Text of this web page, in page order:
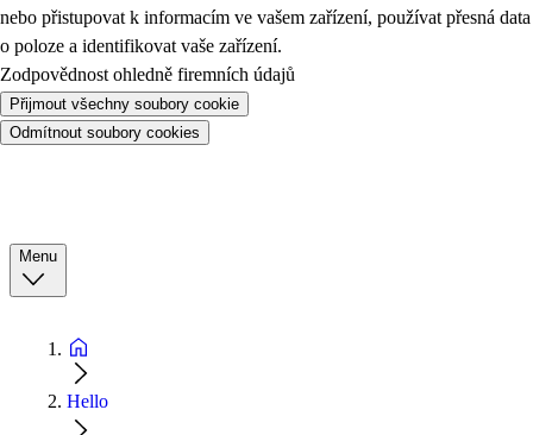
nebo přistupovat k informacím ve vašem zařízení, používat přesná data
o poloze a identifikovat vaše zařízení.
Zodpovědnost ohledně firemních údajů
Přijmout všechny soubory cookie
Odmítnout soubory cookies
Menu
Hello